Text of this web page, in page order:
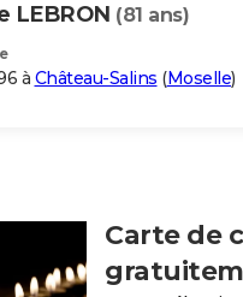
LEBRON (81 ans)
à Château-Salins (Moselle)
Carte de